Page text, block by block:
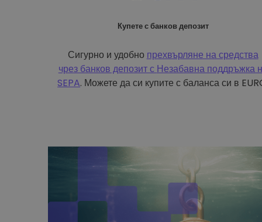
Купете с банков депозит
Сигурно и удобно прехвърляне на средства
чрез банков депозит с Незабавна поддръжка
SEPA. Можете да си купите с баланса си в